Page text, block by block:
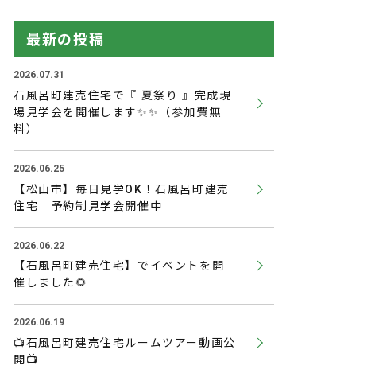
最新の投稿
2026.07.31
石風呂町建売住宅で『 夏祭り 』完成現
場見学会を開催します✨✨（参加費無
料）
2026.06.25
【松山市】毎日見学OK！石風呂町建売
住宅｜予約制見学会開催中
2026.06.22
【石風呂町建売住宅】でイベントを開
催しました🌻
2026.06.19
📺石風呂町建売住宅ルームツアー動画公
開📺